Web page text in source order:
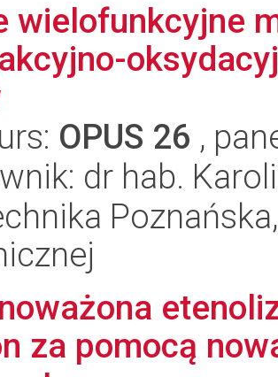
wielofunkcyjne
OPUS 26 ,
dr hab.
za pomocą